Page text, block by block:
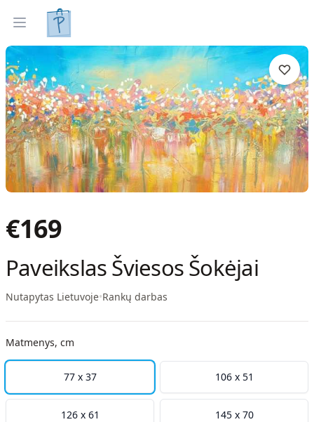
Open menu
Tapyti paveikslai
€169
Paveikslas Šviesos Šokėjai
Nutapytas Lietuvoje•Rankų darbas
Matmenys, cm
77 x 37 106 x 51
126 x 61 145 x 70